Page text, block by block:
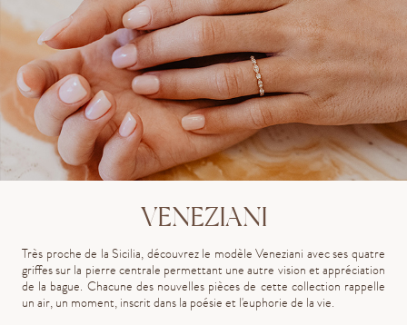
VENEZIANI
Très proche de la Sicilia, découvrez le modèle Veneziani avec ses quatre
griffes sur la pierre centrale permettant une autre vision et appréciation
de la bague. Chacune des nouvelles pièces de cette collection rappelle
un air, un moment, inscrit dans la poésie et l'euphorie de la vie.